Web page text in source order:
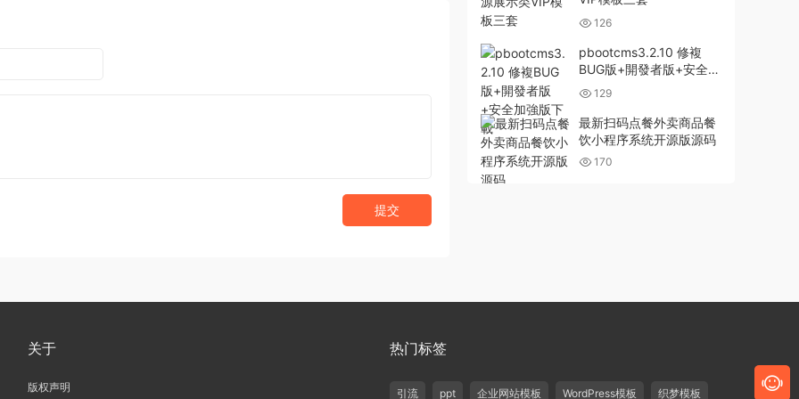
提交
126
pbootcms3.2.10 修複
BUG版+開發者版+安全加
強版下載
129
最新扫码点餐外卖商品餐
饮小程序系统开源版源码
170
关于
版权声明
热门标签
引流 ppt 企业网站模板 WordPress模板 织梦模板